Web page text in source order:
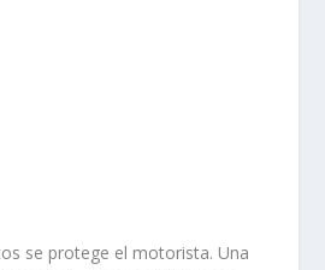
se protege el motorista. Una